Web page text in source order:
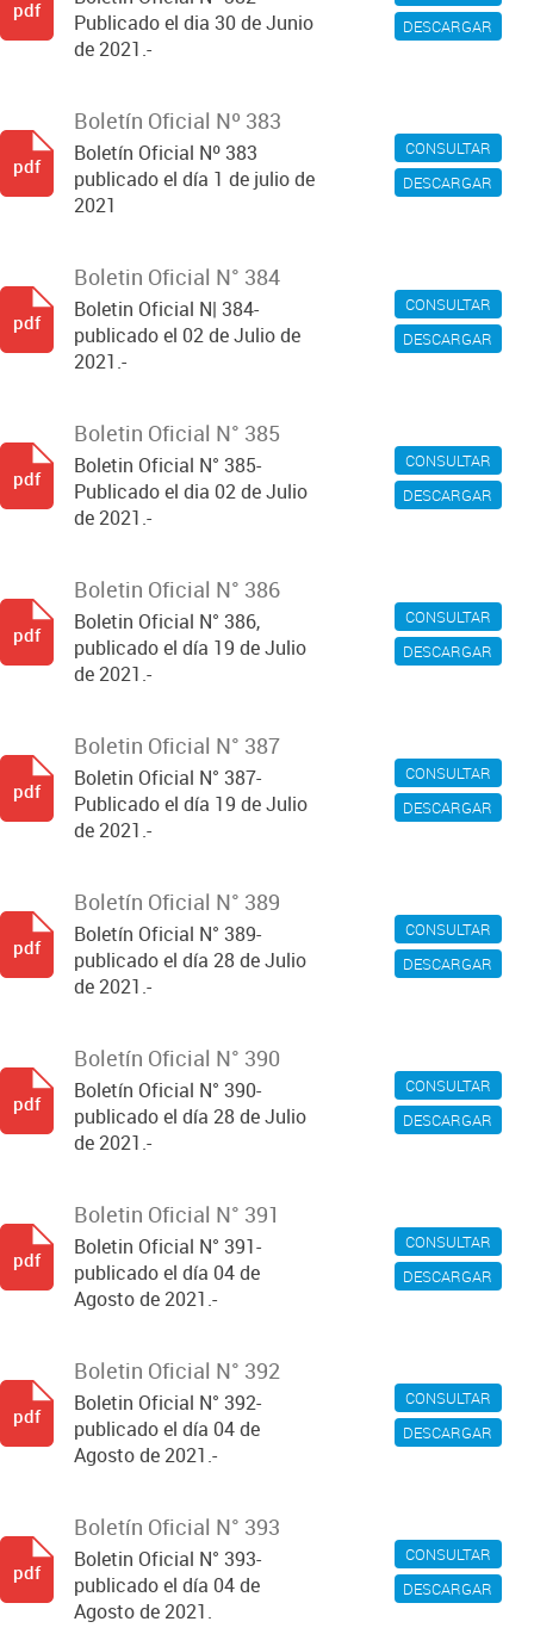
DESCARGAR
Publicado el dia 30 de Junio
de 2021.-
pdf
CONSULTAR
DESCARGAR
Boletín Oficial Nº 383
Boletín Oficial Nº 383
publicado el día 1 de julio de
2021
pdf
CONSULTAR
DESCARGAR
Boletin Oficial N° 384
Boletin Oficial N| 384-
publicado el 02 de Julio de
2021.-
pdf
CONSULTAR
DESCARGAR
Boletin Oficial N° 385
Boletin Oficial N° 385-
Publicado el dia 02 de Julio
de 2021.-
pdf
CONSULTAR
DESCARGAR
Boletin Oficial N° 386
Boletin Oficial N° 386,
publicado el día 19 de Julio
de 2021.-
pdf
CONSULTAR
DESCARGAR
Boletin Oficial N° 387
Boletin Oficial N° 387-
Publicado el día 19 de Julio
de 2021.-
pdf
CONSULTAR
DESCARGAR
Boletín Oficial N° 389
Boletín Oficial N° 389-
publicado el día 28 de Julio
de 2021.-
pdf
CONSULTAR
DESCARGAR
Boletín Oficial N° 390
Boletín Oficial N° 390-
publicado el día 28 de Julio
de 2021.-
pdf
CONSULTAR
DESCARGAR
Boletin Oficial N° 391
Boletin Oficial N° 391-
publicado el día 04 de
Agosto de 2021.-
pdf
CONSULTAR
DESCARGAR
Boletin Oficial N° 392
Boletin Oficial N° 392-
publicado el día 04 de
Agosto de 2021.-
pdf
CONSULTAR
DESCARGAR
Boletín Oficial N° 393
Boletin Oficial N° 393-
publicado el día 04 de
Agosto de 2021.
pdf